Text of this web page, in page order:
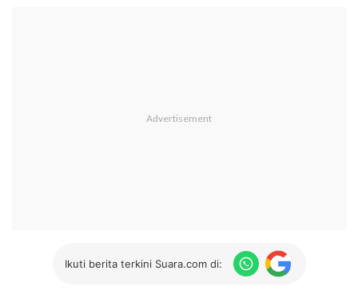
Ikuti berita terkini Suara.com di: